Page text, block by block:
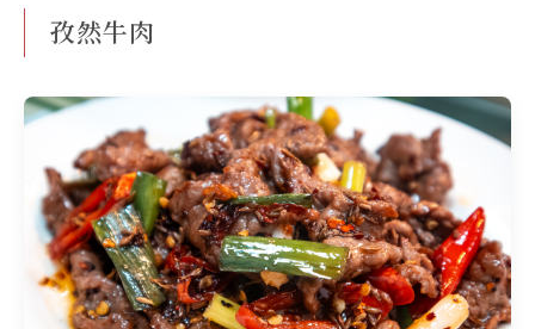
孜然牛肉